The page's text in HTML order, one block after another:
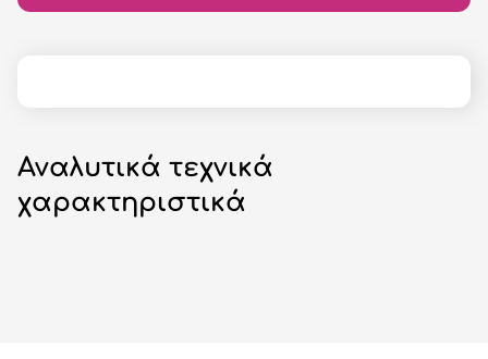
Αναλυτικά τεχνικά
χαρακτηριστικά